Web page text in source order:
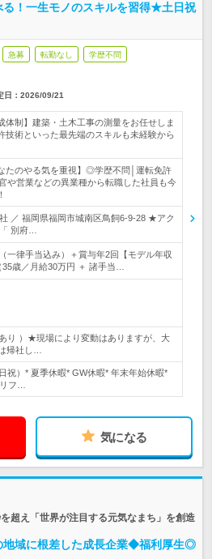
る！一生モノのスキルを習得★土日祝
急募 転勤なし 学歴不問
日： 2026/09/21
体制】建築・土木工事の測量をお任せしま
術といった最先端のスキルも未経験から
たのやる気を重視】◎学歴不問│運転免許
や営業などの異業種から転職した社員も今
／ 福岡県福岡市城南区鳥飼6-9-28 ★アク
別府…
一律手当込み）＋賞与年2回【モデル年収
歳／月給30万円 ＋ 諸手当…
り ）★現場により変動はありますが、大
帰社し…
祝）* 夏季休暇* GW休暇* 年末年始休暇*
フ…
気になる
超え「世界が注目する元気なまち」を創造
地域に根差した成長企業◆福利厚生◎